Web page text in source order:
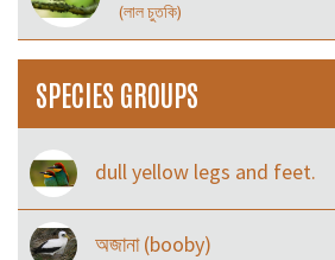
(লাল চুতকি)
SPECIES GROUPS
dull yellow legs and feet.
অজানা (booby)